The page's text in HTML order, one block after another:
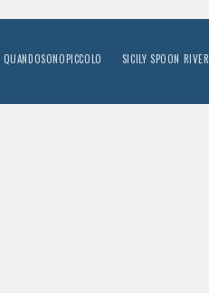
QUANDOSONOPICCOLO SICILY SPOON RIVER